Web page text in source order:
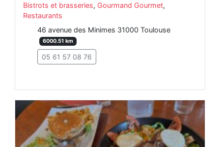
Bistrots et brasseries, Gourmand Gourmet,
Restaurants
46 avenue des Minimes 31000 Toulouse
6000.51 km
05 61 57 08 76